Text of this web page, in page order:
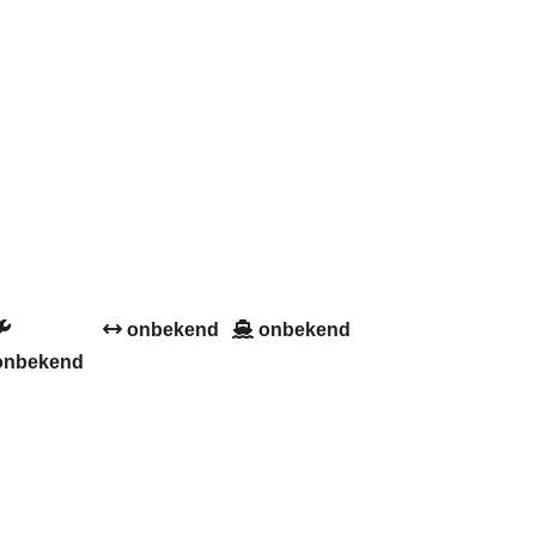
onbekend onbekend